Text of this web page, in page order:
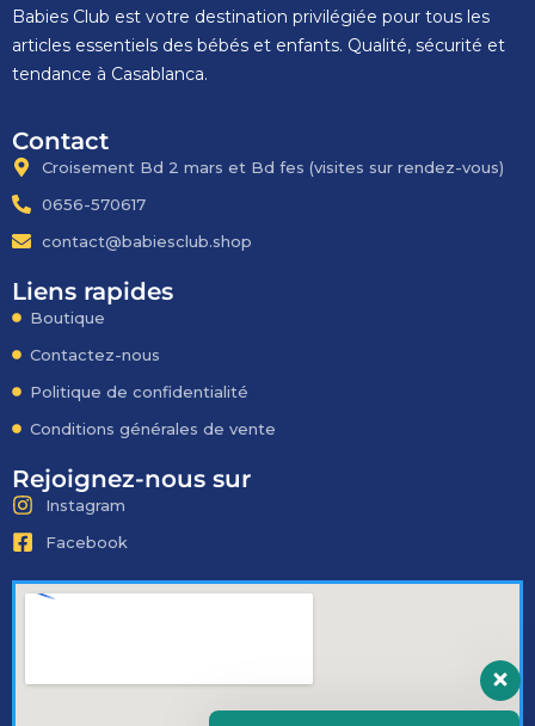
Babies Club est votre destination privilégiée pour tous les
articles essentiels des bébés et enfants. Qualité, sécurité et
tendance à Casablanca.
Contact
Croisement Bd 2 mars et Bd fes​ (visites sur rendez-vous)
0656-570617
contact@babiesclub.shop
Liens rapides
Boutique
Contactez-nous
Politique de confidentialité
Conditions générales de vente
Rejoignez-nous sur
Instagram
Facebook